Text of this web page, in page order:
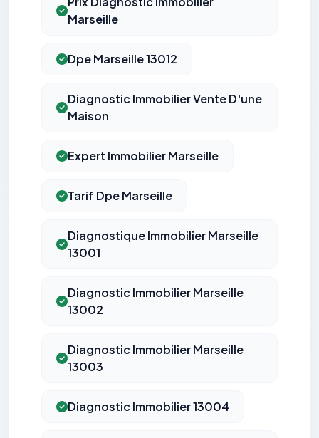
Marseille
Dpe Marseille 13012
Diagnostic Immobilier Vente D'une
Maison
Expert Immobilier Marseille
Tarif Dpe Marseille
Diagnostique Immobilier Marseille
13001
Diagnostic Immobilier Marseille
13002
Diagnostic Immobilier Marseille
13003
Diagnostic Immobilier 13004